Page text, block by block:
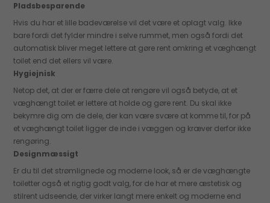
Pladsbesparende
Hvis du har et lille badeværelse vil det være et oplagt valg. Ikke
bare fordi det fylder mindre i selve rummet, men også fordi det
automatisk bliver meget lettere at gøre rent omkring et væghængt
toilet end det ellers vil være.
Hygiejnisk
Netop det, at der er færre dele at rengøre vil også betyde, at et
væghængt toilet er lettere at holde og gøre rent. Du skal ikke
bekymre dig om de dele, der kan være svære at komme til, for på
et væghængt toilet ligger de inde i væggen og kræver derfor ikke
rengøring.
Designmæssigt
Er du til det strømlignede og moderne look, så er de væghængte
toiletter også et rigtig godt valg, for de har et mere æstetisk og
stilrent udseende, der virker langt mere enkelt og moderne end